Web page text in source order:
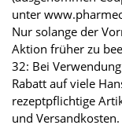
unter
Nur solange der
Aktion früher zu
32: Bei
Rabatt auf viele
rezeptpflichtige
und